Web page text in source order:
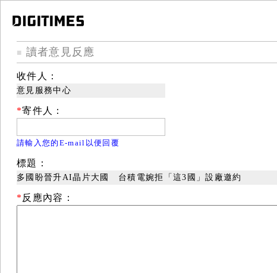
■ 讀者意見反應
收件人：
意見服務中心
*寄件人：
請輸入您的E-mail以便回覆
標題：
多國盼晉升AI晶片大國 台積電婉拒「這3國」設廠邀約
* 反應內容：